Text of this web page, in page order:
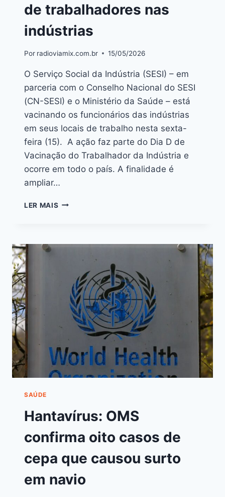
de trabalhadores nas
indústrias
Por radioviamix.com.br 15/05/2026
O Serviço Social da Indústria (SESI) – em
parceria com o Conselho Nacional do SESI
(CN-SESI) e o Ministério da Saúde – está
vacinando os funcionários das indústrias
em seus locais de trabalho nesta sexta-
feira (15). A ação faz parte do Dia D de
Vacinação do Trabalhador da Indústria e
ocorre em todo o país. A finalidade é
ampliar…
LER MAIS
SAÚDE
Hantavírus: OMS
confirma oito casos de
cepa que causou surto
em navio